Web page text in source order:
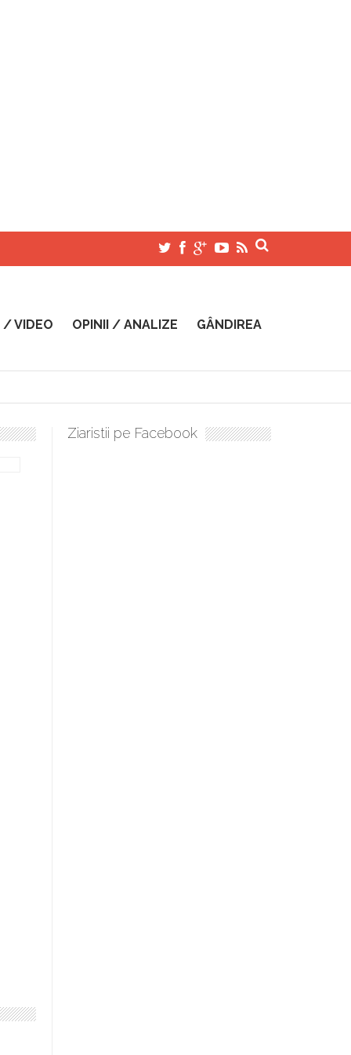
/ VIDEO OPINII / ANALIZE GÂNDIREA
sculați, boieri mari! Sara Nukina are nevoie de ajutorul nostru!
Ziaristii pe Facebook